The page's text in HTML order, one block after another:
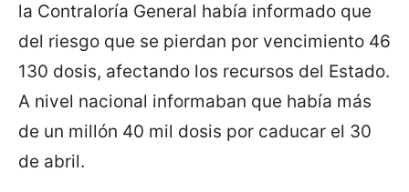
la Contraloría General había informado que
del riesgo que se pierdan por vencimiento 46
130 dosis, afectando los recursos del Estado.
A nivel nacional informaban que había más
de un millón 40 mil dosis por caducar el 30
de abril.